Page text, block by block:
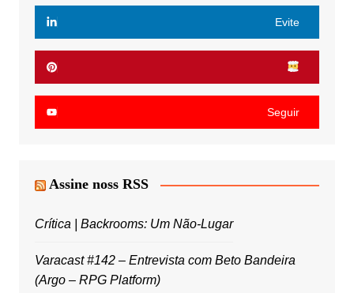
Evite
Seguir
Assine noss RSS
Crítica | Backrooms: Um Não-Lugar
Varacast #142 – Entrevista com Beto Bandeira
(Argo – RPG Platform)